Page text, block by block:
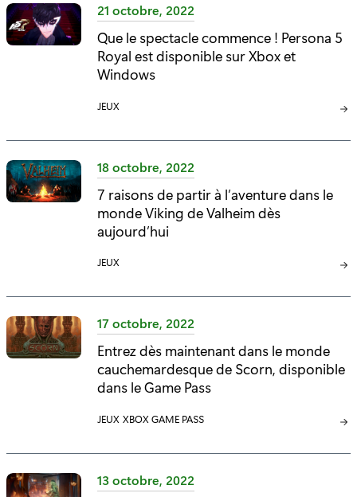
G
O
R
I
:
21 octobre, 2022
Que le spectacle commence ! Persona 5
Royal est disponible sur Xbox et
Windows
C
T
G
O
R
I
:
JEUX
18 octobre, 2022
7 raisons de partir à l’aventure dans le
monde Viking de Valheim dès
aujourd’hui
C
T
G
O
R
I
:
JEUX
17 octobre, 2022
Entrez dès maintenant dans le monde
cauchemardesque de Scorn, disponible
dans le Game Pass
C
T
G
JEUX C
T
G
XBOX GAME PASS
13 octobre, 2022